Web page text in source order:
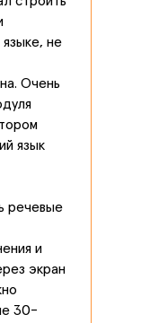
не
Очень
язык
речевые
и
экран
30-